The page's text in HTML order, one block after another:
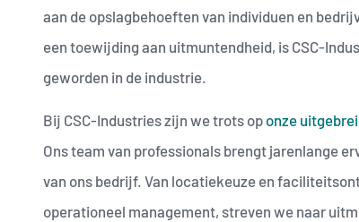
aan de opslagbehoeften van individuen en
een toewijding aan uitmuntendheid, is CSC-
geworden in de industrie.
Bij CSC-Industries zijn we trots op onze
Ons team van professionals brengt jarenlange
van ons bedrijf. Van locatiekeuze en
operationeel management, streven we naar